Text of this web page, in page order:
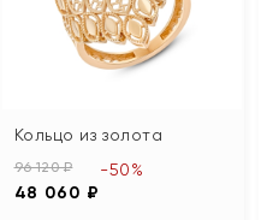
Кольцо из золота
96 120 ₽
48 060 ₽
-50%